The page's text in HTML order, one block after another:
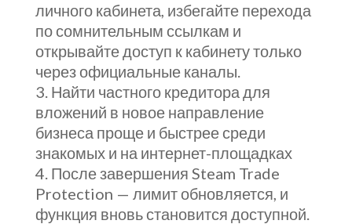
личного кабинета, избегайте перехода
по сомнительным ссылкам и
открывайте доступ к кабинету только
через официальные каналы.
Найти частного кредитора для
вложений в новое направление
бизнеса проще и быстрее среди
знакомых и на интернет-площадках
После завершения Steam Trade
Protection — лимит обновляется, и
функция вновь становится доступной.